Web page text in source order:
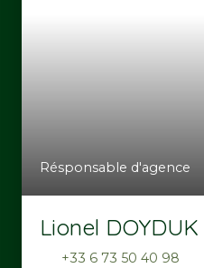
Résponsable d'agence
Lionel DOYDUK
+33 6 73 50 40 98